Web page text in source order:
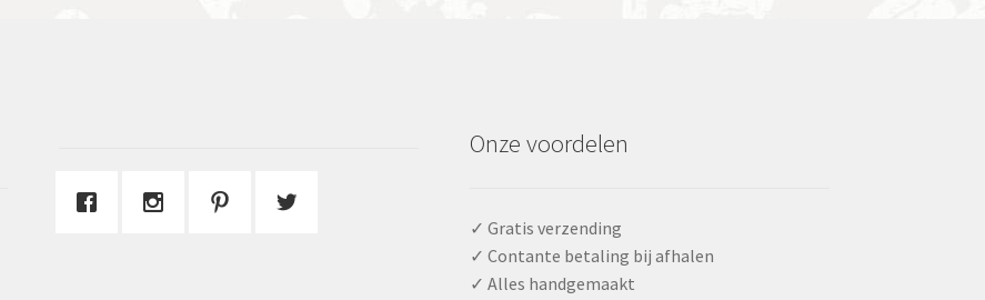
Onze voordelen
✓ Gratis verzending
✓ Contante betaling bij afhalen
✓ Alles handgemaakt